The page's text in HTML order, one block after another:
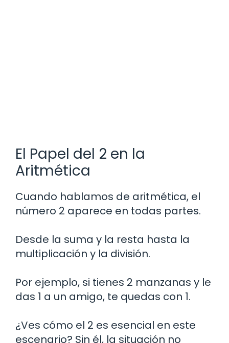
El Papel del 2 en la
Aritmética
Cuando hablamos de aritmética, el
número 2 aparece en todas partes.
Desde la suma y la resta hasta la
multiplicación y la división.
Por ejemplo, si tienes 2 manzanas y le
das 1 a un amigo, te quedas con 1.
¿Ves cómo el 2 es esencial en este
escenario? Sin él, la situación no